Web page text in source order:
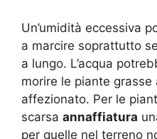
Un’umidità eccessiva
a marcire soprattutto
a lungo. L’acqua
morire le piante
affezionato. Per le
scarsa annaffiatura
per quelle nel terreno